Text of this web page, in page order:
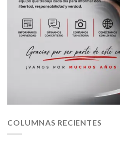
COLUMNAS RECIENTES